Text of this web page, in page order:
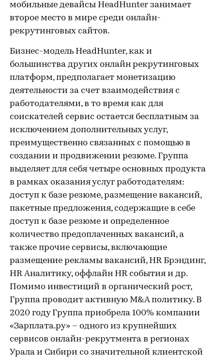
мобильные девайсы HeadHunter занимает
второе место в мире среди онлайн-
рекрутинговых сайтов.
Бизнес-модель HeadHunter, как и
большинства других онлайн рекрутинговых
платформ, предполагает монетизацию
деятельности за счет взаимодействия с
работодателями, в то время как для
соискателей сервис остается бесплатным за
исключением дополнительных услуг,
преимущественно связанных с помощью в
создании и продвижении резюме. Группа
выделяет для себя четыре основных продукта
в рамках оказания услуг работодателям:
доступ к базе резюме, размещение вакансий,
пакетные предложения, содержащие в себе
доступ к базе резюме и определенное
количество предоплаченных вакансий, а
также прочие сервисы, включающие
размещение рекламы вакансий, HR Брэндинг,
HR Аналитику, оффлайн HR события и др.
Помимо инвестиций в органический рост,
Группа проводит активную M&A политику. В
2020 году Группа приобрела 100% компании
«Зарплата.ру» – одного из крупнейших
сервисов онлайн-рекрутмента в регионах
Урала и Сибири со значительной клиентской